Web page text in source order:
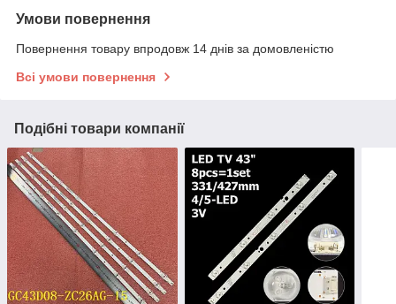
Умови повернення
Повернення товару впродовж 14 днів за домовленістю
Всі умови повернення
Подібні товари компанії